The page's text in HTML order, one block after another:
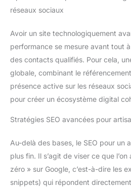
réseaux sociaux
Avoir un site technologiquement
performance se mesure avant tout
des contacts qualifiés. Pour cela,
globale, combinant le
présence active sur les réseaux
pour créer un écosystème digital
Stratégies SEO avancées pour
Au-delà des bases, le SEO pour un
plus fin. Il s’agit de viser ce que
zéro » sur Google, c’est-à-dire les
snippets) qui répondent